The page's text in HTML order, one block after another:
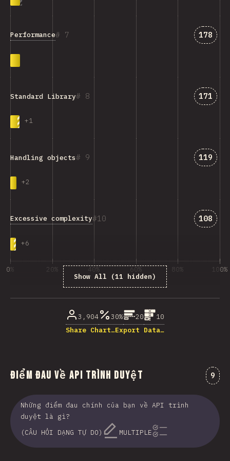
7
Performance 178
8
Standard Library
+1
171
9
Handling objects
+2
119
10
Excessive complexity
+6
108
Show All (11 hidden)
0% 20% 40% 60% 80% 100%
3,904 30% 20
10
Share Chart…Export Data…
Điểm đau về API Trình duyệt 9
Những điểm đau chính của bạn về API trình
duyệt là gì?
(CÂU HỎI DẠNG TỰ DO)
MULTIPLE